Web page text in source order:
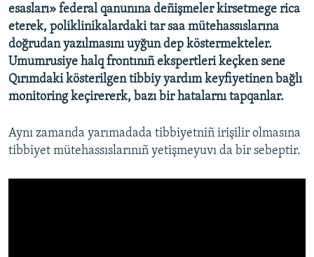
esasları» federal qanunına deñişmeler kirsetmege rica
eterek, poliklinikalardaki tar saa mütehassıslarına
doğrudan yazılmasını uyğun dep köstermekteler.
Umumrusiye halq frontınıñ ekspertleri keçken sene
Qırımdaki kösterilgen tibbiy yardım keyfiyetinen bağlı
monitoring keçirererk, bazı bir hatalarnı tapqanlar.
Aynı zamanda yarımadada tibbiyetniñ irişilir olmasına
tibbiyet mütehassıslarınıñ yetişmeyuvı da bir sebeptir.